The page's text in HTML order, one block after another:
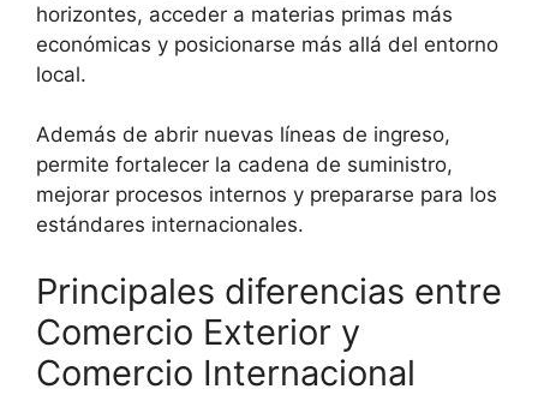
horizontes, acceder a materias primas más
económicas y posicionarse más allá del entorno
local.
Además de abrir nuevas líneas de ingreso,
permite fortalecer la cadena de suministro,
mejorar procesos internos y prepararse para los
estándares internacionales.
Principales diferencias entre
Comercio Exterior y
Comercio Internacional